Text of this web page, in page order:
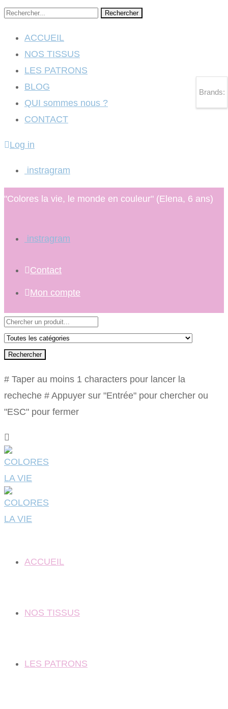
Rechercher
ACCUEIL
NOS TISSUS
LES PATRONS
BLOG
QUI sommes nous ?
CONTACT
Log in
instragram
"Colores la vie, le monde en couleur" (Elena, 6 ans)
instragram
Contact
Mon compte
Rechercher
# Taper au moins 1 characters pour lancer la
recheche # Appuyer sur "Entrée" pour chercher ou
"ESC" pour fermer
ACCUEIL
NOS TISSUS
LES PATRONS
Brands: